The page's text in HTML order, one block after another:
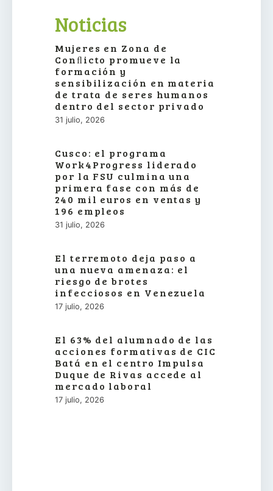
Noticias
Mujeres en Zona de
Conﬂicto promueve la
formación y
sensibilización en materia
de trata de seres humanos
dentro del sector privado
31 julio, 2026
Cusco: el programa
Work4Progress liderado
por la FSU culmina una
primera fase con más de
240 mil euros en ventas y
196 empleos
31 julio, 2026
El terremoto deja paso a
una nueva amenaza: el
riesgo de brotes
infecciosos en Venezuela
17 julio, 2026
El 63% del alumnado de las
acciones formativas de CIC
Batá en el centro Impulsa
Duque de Rivas accede al
mercado laboral
17 julio, 2026